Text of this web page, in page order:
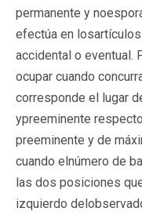
permanente y
efectúa en losartículos
accidental o eventual.
ocupar cuando
corresponde el lugar
ypreeminente
preeminente y de
cuando elnúmero de
las dos posiciones
izquierdo